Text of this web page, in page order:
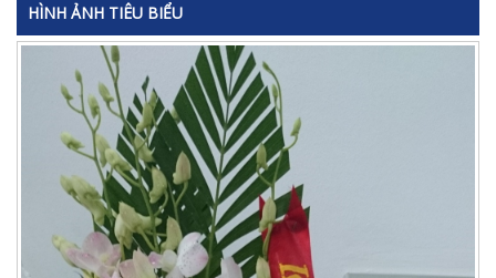
HÌNH ẢNH TIÊU BIỂU